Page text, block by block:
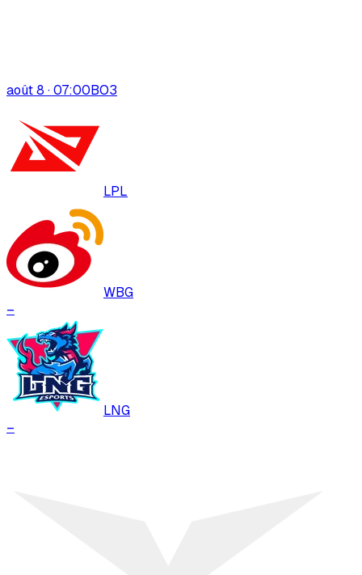
août 8 · 07:00BO3
LPL
WBG
–
LNG
–